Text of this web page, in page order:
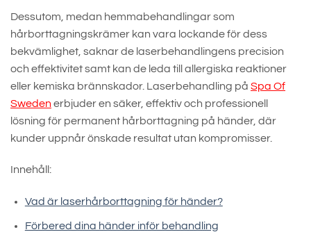
Dessutom, medan hemmabehandlingar som
hårborttagningskrämer kan vara lockande för dess
bekvämlighet, saknar de laserbehandlingens precision
och effektivitet samt kan de leda till allergiska reaktioner
eller kemiska brännskador. Laserbehandling på Spa Of
Swedenerbjuder en säker, effektiv och professionell
lösning för permanent hårborttagning på händer, där
kunder uppnår önskade resultat utan kompromisser.
Innehåll:
Vad är laserhårborttagning för händer?
Förbered dina händer inför behandling